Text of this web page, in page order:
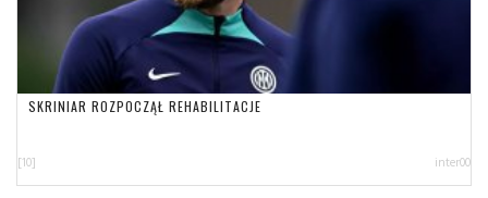
SKRINIAR ROZPOCZĄŁ REHABILITACJE
[10] inter00